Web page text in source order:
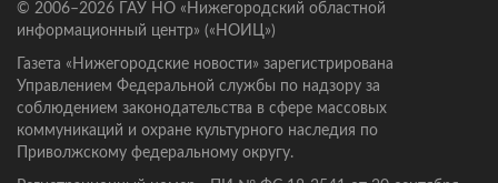
© 2006–2026 ГАУ НО «Нижегородский областной
информационный центр» («НОИЦ»)
Газета «Нижегородские новости» зарегистрирована
Управлением Федеральной службы по надзору за
соблюдением законодательства в сфере массовых
коммуникаций и охране культурного наследия по
Приволжскому федеральному округу.